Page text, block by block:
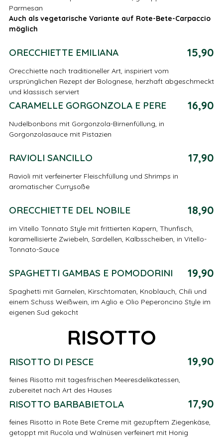
Parmesan
Auch als vegetarische Variante auf Rote-Bete-Carpaccio
möglich
ORECCHIETTE EMILIANA 15,90
Orecchiette nach traditioneller Art, inspiriert vom
ursprünglichen Rezept der Bolognese, herzhaft abgeschmeckt
und klassisch serviert
CARAMELLE GORGONZOLA E PERE 16,90
Nudelbonbons mit Gorgonzola-Birnenfüllung, in
Gorgonzolasauce mit Pistazien
RAVIOLI SANCILLO 17,90
Ravioli mit verfeinerter Fleischfüllung und Shrimps in
aromatischer Currysoße
ORECCHIETTE DEL NOBILE 18,90
im Vitello Tonnato Style mit frittierten Kapern, Thunfisch,
karamellisierte Zwiebeln, Sardellen, Kalbsscheiben, in Vitello-
Tonnato-Sauce
SPAGHETTI GAMBAS E POMODORINI 19,90
Spaghetti mit Garnelen, Kirschtomaten, Knoblauch, Chili und
einem Schuss Weißwein, im Aglio e Olio Peperoncino Style im
eigenen Sud gekocht
RISOTTO
RISOTTO DI PESCE 19,90
feines Risotto mit tagesfrischen Meeresdelikatessen,
zubereitet nach Art des Hauses
RISOTTO BARBABIETOLA 17,90
feines Risotto in Rote Bete Creme mit gezupftem Ziegenkäse,
getoppt mit Rucola und Walnüsen verfeinert mit Honig